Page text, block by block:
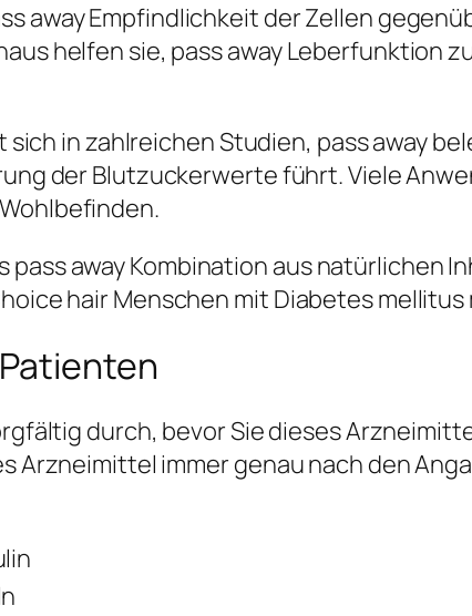
away Empfindlichkeit der Zellen
helfen sie, pass away Leberfunktion
in zahlreichen Studien, pass away
der Blutzuckerwerte führt. Viele
pass away Kombination aus natürlichen
hair Menschen mit Diabetes mellitus
durch, bevor Sie dieses
Arzneimittel immer genau nach den